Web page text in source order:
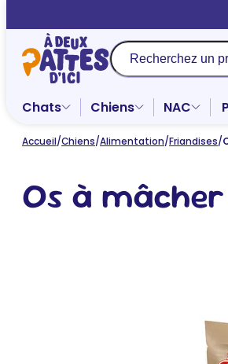
au
contenu
Recherche
Chats Chiens NAC
Accueil/Chiens/Alimentation/Friandises/
Os à